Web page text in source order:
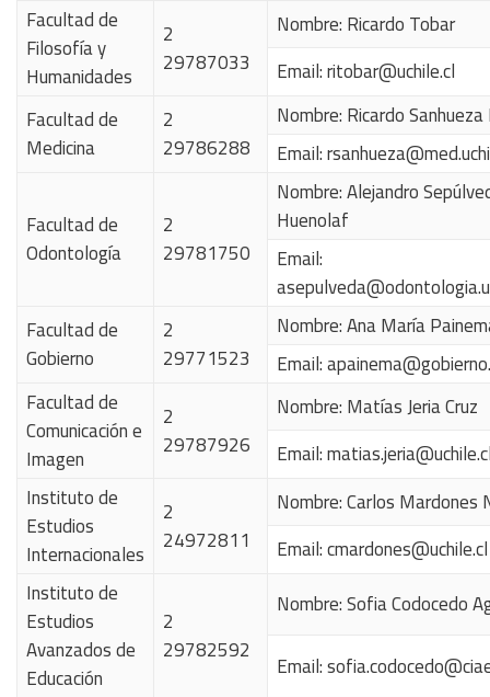
Facultad de
Filosofía y
Humanidades
2
29787033
Nombre: Ricardo Tobar
Email:ritobar@uchile.cl
Facultad de
Medicina
2
29786288
Nombre: Ricardo Sanhueza
Email:
Facultad de
Odontología
2
29781750
Nombre: Alejandro
Huenolaf
Email:
Facultad de
Gobierno
2
29771523
Nombre: Ana María
Email:
Facultad de
Comunicación e
Imagen
2
29787926
Nombre:Matías Jeria Cruz
Email:
Instituto de
Estudios
Internacionales
2
24972811
Nombre: Carlos Mardones
Email:cmardones@uchile.cl
Instituto de
Estudios
Avanzados de
Educación
2
29782592
Nombre: Sofia Codocedo
Email: